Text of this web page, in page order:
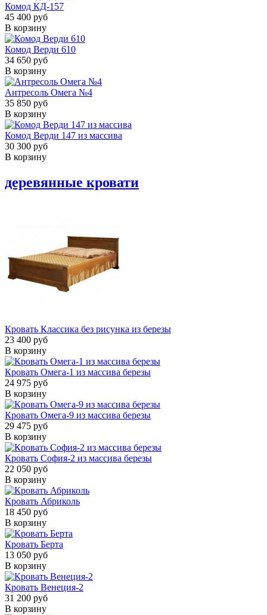
Комод КД-157
45 400 руб
В корзину
Комод Верди 610
34 650 руб
В корзину
Антресоль Омега №4
35 850 руб
В корзину
Комод Верди 147 из массива
30 300 руб
В корзину
деревянные кровати
Кровать Классика без рисунка из березы
23 400 руб
В корзину
Кровать Омега-1 из массива березы
24 975 руб
В корзину
Кровать Омега-9 из массива березы
29 475 руб
В корзину
Кровать София-2 из массива березы
22 050 руб
В корзину
Кровать Абриколь
18 450 руб
В корзину
Кровать Берта
13 050 руб
В корзину
Кровать Венеция-2
31 200 руб
В корзину